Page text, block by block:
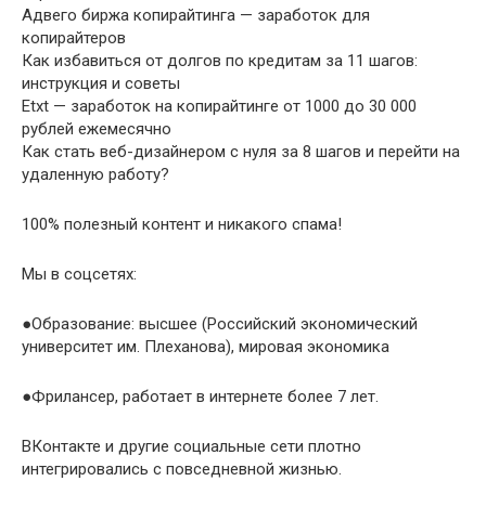
Адвего биржа копирайтинга — заработок для
копирайтеров
Как избавиться от долгов по кредитам за 11 шагов:
инструкция и советы
Etxt — заработок на копирайтинге от 1000 до 30 000
рублей ежемесячно
Как стать веб-дизайнером с нуля за 8 шагов и перейти на
удаленную работу?
100% полезный контент и никакого спама!
Мы в соцсетях:
●Образование: высшее (Российский экономический
университет им. Плеханова), мировая экономика
●Фрилансер, работает в интернете более 7 лет.
ВКонтакте и другие социальные сети плотно
интегрировались с повседневной жизнью.